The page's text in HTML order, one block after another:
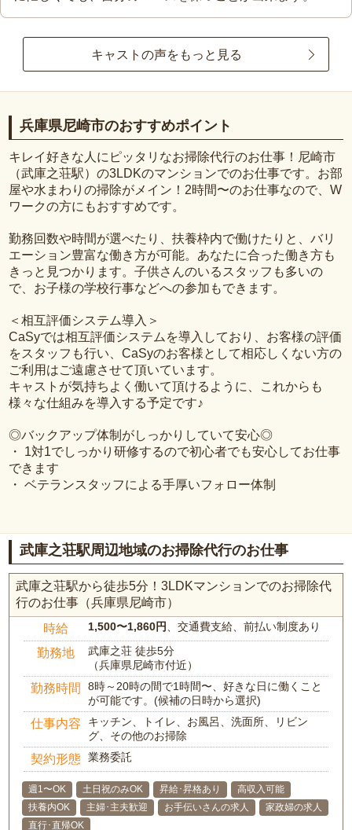
キャストの声をもっと見る
兵庫県尼崎市のおすすめポイント
キレイ好きな人にピッタリなお掃除代行のお仕事！尼崎市
（武庫之荘駅）の3LDKのマンションでのお仕事です。お部
屋や水まわりの掃除がメイン！2時間〜のお仕事なので、W
ワークの方にもおすすめです。
勤務回数や時間が選べたり、扶養枠内で働けたりと、バリ
エーション豊富な働き方が可能。あなたに合った働き方も
きっと見つかります。子供さんのいるスタッフも多いの
で、お子様の学校行事などへの参加もできます。
＜相互評価システム導入＞
CaSyでは相互評価システムを導入しており、お客様の評価
をスタッフも行い、CaSyのお客様として相応しくない方の
ご利用はご遠慮させて頂いています。
キャストが気持ちよく働いて頂けるように、これからも
様々な仕組みを導入する予定です♪
◎バックアップ体制がしっかりしていて安心◎
・ 1対1でしっかり研修するので初心者でも安心してお仕事
できます
・ ベテランスタッフによる手厚いフォロー体制
武庫之荘駅周辺地域のお掃除代行のお仕事
武庫之荘駅から徒歩5分！3LDKマンションでのお掃除代
行のお仕事（兵庫県尼崎市）
時給 1,500〜1,860円、交通費支給、前払い制度あり
勤務地
武庫之荘 徒歩5分
（兵庫県尼崎市付近）
勤務時間
8時～20時の間で1時間〜、好きな日に働くこと
が可能です。(候補の日時から選択)
仕事内容
キッチン、トイレ、お風呂、洗面所、リビン
グ、その他のお掃除
契約形態 業務委託
週1〜OK 土日祝のみOK 昇給･昇格あり
高収入可能
扶養内OK
主婦･主夫歓迎 お手伝いさんの求人
家政婦の求人
直行･直帰OK